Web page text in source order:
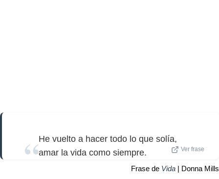
He vuelto a hacer todo lo que solía,
amar la vida como siempre.
Ver frase
Frase de Vida | Donna Mills